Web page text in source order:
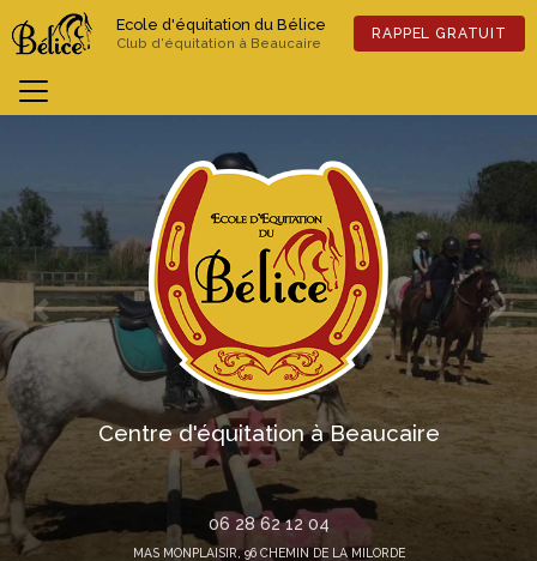
au
principal
Ecole d'équitation du Bélice
Club d'équitation à Beaucaire
RAPPEL GRATUIT
Centre d'équitation à Beaucaire
06 28 62 12 04
MAS MONPLAISIR,96 CHEMIN DE LA MILORDE
Previous Next